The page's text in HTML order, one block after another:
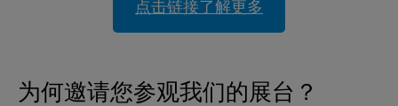
点击链接了解更多
为何邀请您参观我们的展台？